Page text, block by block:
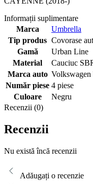
Informații suplimentare
Marca
Umbrella
Tip produs Covorase
Gamă
Urban Line
Material
Cauciuc
Marca auto Volkswagen
Număr piese 4 piese
Culoare
Negru
Recenzii (0)
Recenzii
Nu există încă recenzii
Adăugați o recenzie